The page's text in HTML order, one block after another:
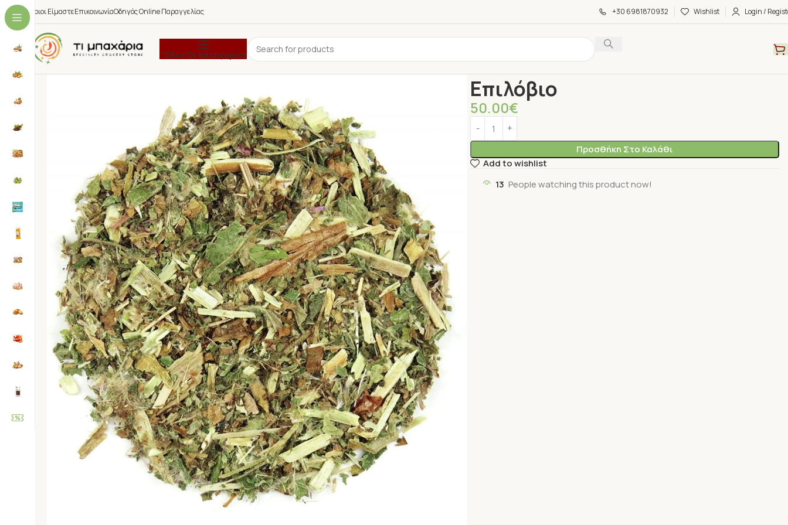
Ποιοι ΕίμαστεΕπικοινωνίαΟδηγός Online Παραγγελίας +30 6981870932 Wishlist Login /
Όλες Οι Κατηγορίες
Επιλόβιο
50.00€
Προσθήκη Στο Καλάθι
Add to wishlist
13 People watching this product now!